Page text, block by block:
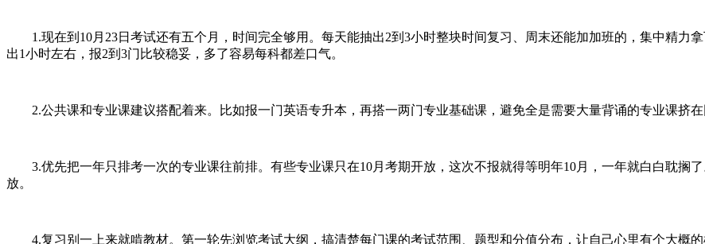
1.现在到10月23日考试还有五个月，时间完全够用。每天能抽出2到3小时整块时间复习、周末还能加加班的，集中精力
出1小时左右，报2到3门比较稳妥，多了容易每科都差口气。
2.公共课和专业课建议搭配着来。比如报一门英语专升本，再搭一两门专业基础课，避免全是需要大量背诵的专业课挤在
3.优先把一年只排考一次的专业课往前排。有些专业课只在10月考期开放，这次不报就得等明年10月，一年就白白耽搁
放。
4.复习别一上来就啃教材。第一轮先浏览考试大纲，搞清楚每门课的考试范围、题型和分值分布，让自己心里有个大概